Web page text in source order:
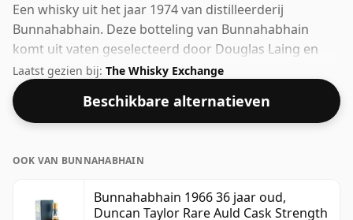
Een whisky uit het jaar 1974 van distilleerderij
Bunnahabhain. Deze botteling van Bunnahabhain
komt uit vaten geselecteerd door Douglas Laing en
uitgebracht in 2010. Gebotteld op een mooie
drinksterkte van 58% wordt deze whisky geleverd in
een fles van 70cl.
Laatst gezien bij: The Whisky Exchange
Beschikbare alternatieven
OOK VAN BUNNAHABHAIN
Bunnahabhain 1966 36 jaar oud,
Duncan Taylor Rare Auld Cask Strength